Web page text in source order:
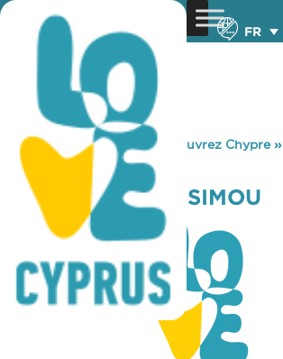
FR
You are here: Home »Découvrez Chypre»
TREMYTHAS TIS SIMOU
TREMYTHAS TIS SIMOU